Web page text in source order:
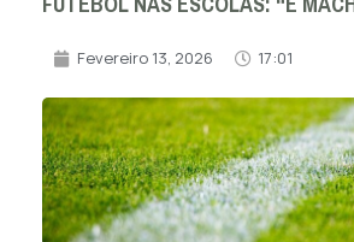
Fevereiro 13, 2026 17:01